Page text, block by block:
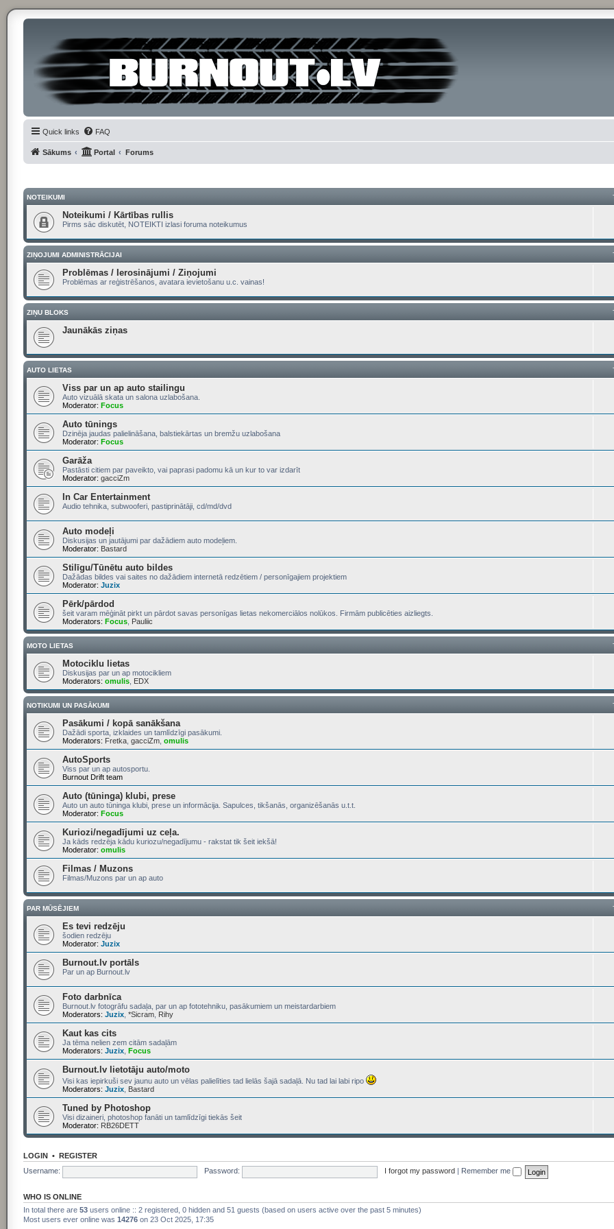
Quick links FAQ
Sākums Portal Forums
NOTEIKUMI
Noteikumi / Kārtības rullis
Pirms sāc diskutēt, NOTEIKTI izlasi foruma noteikumus
ZIŅOJUMI ADMINISTRĀCIJAI
Problēmas / Ierosinājumi / Ziņojumi
Problēmas ar reģistrēšanos, avatara ievietošanu u.c. vainas!
ZIŅU BLOKS
Jaunākās ziņas
AUTO LIETAS
Viss par un ap auto stailingu
Auto vizuālā skata un salona uzlabošana.
Moderator: Focus
Auto tūnings
Dzinēja jaudas palielināšana, balstiekārtas un bremžu uzlabošana
Moderator: Focus
Garāža
Pastāsti citiem par paveikto, vai paprasi padomu kā un kur to var izdarīt
Moderator: gacciZm
In Car Entertainment
Audio tehnika, subwooferi, pastiprinātāji, cd/md/dvd
Auto modeļi
Diskusijas un jautājumi par dažādiem auto modeļiem.
Moderator: Bastard
Stilīgu/Tūnētu auto bildes
Dažādas bildes vai saites no dažādiem internetā redzētiem / personīgajiem projektiem
Moderator: Juzix
Pērk/pārdod
šeit varam mēģināt pirkt un pārdot savas personīgas lietas nekomerciālos nolūkos. Firmām publicēties aizliegts.
Moderators: Focus, Pauliic
MOTO LIETAS
Motociklu lietas
Diskusijas par un ap motocikliem
Moderators: omulis, EDX
NOTIKUMI UN PASĀKUMI
Pasākumi / kopā sanākšana
Dažādi sporta, izklaides un tamlīdzīgi pasākumi.
Moderators: Fretka, gacciZm, omulis
AutoSports
Viss par un ap autosportu.
Burnout Drift team
Auto (tūninga) klubi, prese
Auto un auto tūninga klubi, prese un informācija. Sapulces, tikšanās, organizēšanās u.t.t.
Moderator: Focus
Kuriozi/negadījumi uz ceļa.
Ja kāds redzēja kādu kuriozu/negadījumu - rakstat tik šeit iekšā!
Moderator: omulis
Filmas / Muzons
Filmas/Muzons par un ap auto
PAR MŪSĒJIEM
Es tevi redzēju
šodien redzēju
Moderator: Juzix
Burnout.lv portāls
Par un ap Burnout.lv
Foto darbnīca
Burnout.lv fotogrāfu sadaļa, par un ap fototehniku, pasākumiem un meistardarbiem
Moderators: Juzix, *Sicram, Rihy
Kaut kas cits
Ja tēma nelien zem citām sadaļām
Moderators: Juzix, Focus
Burnout.lv lietotāju auto/moto
Visi kas iepirkuši sev jaunu auto un vēlas palielīties tad lielās šajā sadaļā. Nu tad lai labi ripo
Moderators: Juzix, Bastard
Tuned by Photoshop
Visi dizaineri, photoshop fanāti un tamlīdzīgi tiekās šeit
Moderator: RB26DETT
LOGIN• REGISTER
Username:
Password: I forgot my password Remember me
WHO IS ONLINE
In total there are 53users online :: 2 registered, 0 hidden and 51 guests (based on users active over the past 5 minutes)
Most users ever online was 14276on 23 Oct 2025, 17:35